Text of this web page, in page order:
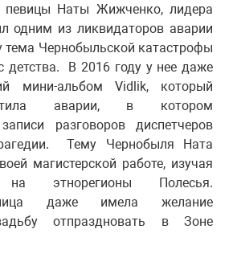
певицы Наты Жижченко, лидера
одним из ликвидаторов аварии
Чернобыльской катастрофы
детства. В 2016 году у нее даже
мини-альбом Vidlik, который
аварии, в котором
разговоров диспетчеров
Тему Чернобыля Ната
магистерской работе, изучая
этнорегионы Полесья.
даже имела желание
отпраздновать в Зоне